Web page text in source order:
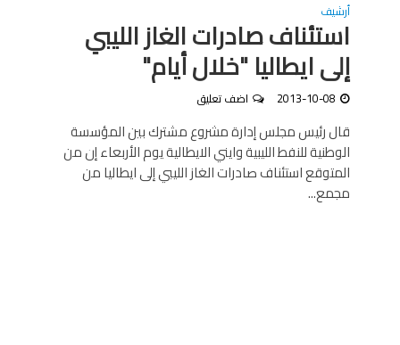
أرشيف
استئناف صادرات الغاز الليبي
إلى ايطاليا "خلال أيام"
2013-10-08 اضف تعليق
قال رئيس مجلس إدارة مشروع مشترك بين المؤسسة
الوطنية للنفط الليبية وايني الايطالية يوم الأربعاء إن من
المتوقع استئناف صادرات الغاز الليبي إلى ايطاليا من
مجمع...